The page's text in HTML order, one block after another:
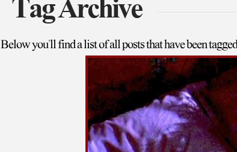
Tag Archive
Below you'll find a list of all posts that have been